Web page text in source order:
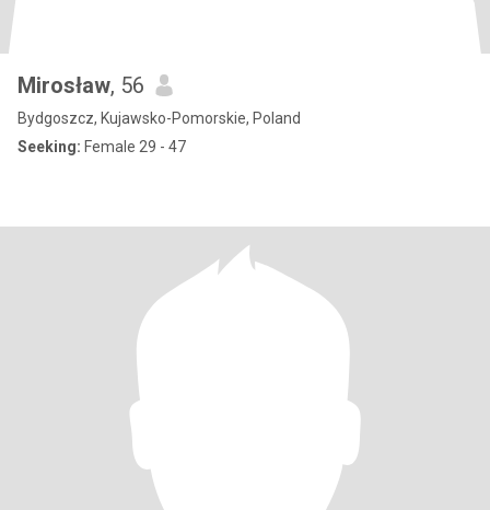
Mirosław, 56
Bydgoszcz, Kujawsko-Pomorskie, Poland
Seeking: Female 29 - 47